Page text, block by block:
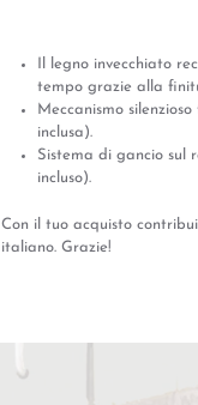
Il legno invecchiato
tempo grazie alla
Meccanismo
inclusa).
Sistema di gancio sul
incluso).
Con il tuo acquisto
italiano. Grazie!